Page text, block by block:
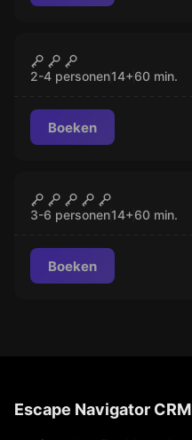
The Maffia Room
2-4 personen14+60 min.
Boeken
Apocalypse
3-6 personen14+60 min.
Boeken
Escape Navigator CRM